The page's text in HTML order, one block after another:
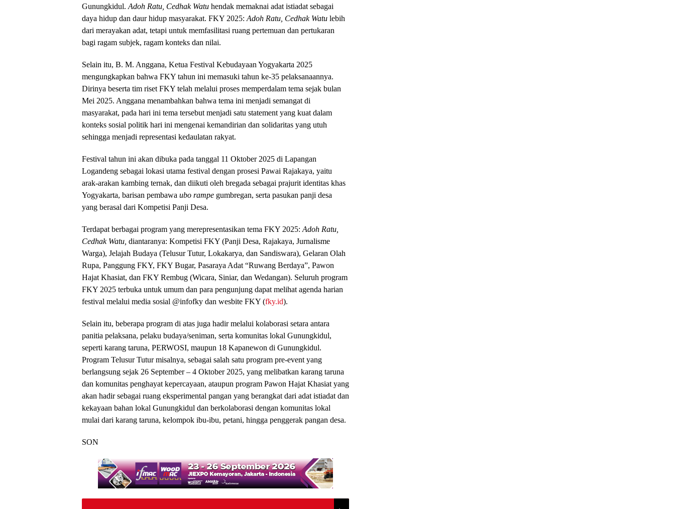
Gunungkidul. Adoh Ratu, Cedhak Watu hendak memaknai adat istiadat sebagai
daya hidup dan daur hidup masyarakat. FKY 2025: Adoh Ratu, Cedhak Watu lebih
dari merayakan adat, tetapi untuk memfasilitasi ruang pertemuan dan pertukaran
bagi ragam subjek, ragam konteks dan nilai.
Selain itu, B. M. Anggana, Ketua Festival Kebudayaan Yogyakarta 2025
mengungkapkan bahwa FKY tahun ini memasuki tahun ke-35 pelaksanaannya.
Dirinya beserta tim riset FKY telah melalui proses memperdalam tema sejak bulan
Mei 2025. Anggana menambahkan bahwa tema ini menjadi semangat di
masyarakat, pada hari ini tema tersebut menjadi satu statement yang kuat dalam
konteks sosial politik hari ini mengenai kemandirian dan solidaritas yang utuh
sehingga menjadi representasi kedaulatan rakyat.
Festival tahun ini akan dibuka pada tanggal 11 Oktober 2025 di Lapangan
Logandeng sebagai lokasi utama festival dengan prosesi Pawai Rajakaya, yaitu
arak-arakan kambing ternak, dan diikuti oleh bregada sebagai prajurit identitas khas
Yogyakarta, barisan pembawa ubo rampe gumbregan, serta pasukan panji desa
yang berasal dari Kompetisi Panji Desa.
Terdapat berbagai program yang merepresentasikan tema FKY 2025: Adoh Ratu,
Cedhak Watu, diantaranya: Kompetisi FKY (Panji Desa, Rajakaya, Jurnalisme
Warga), Jelajah Budaya (Telusur Tutur, Lokakarya, dan Sandiswara), Gelaran Olah
Rupa, Panggung FKY, FKY Bugar, Pasaraya Adat “Ruwang Berdaya”, Pawon
Hajat Khasiat, dan FKY Rembug (Wicara, Siniar, dan Wedangan). Seluruh program
FKY 2025 terbuka untuk umum dan para pengunjung dapat melihat agenda harian
festival melalui media sosial @infofky dan wesbite FKY (fky.id).
Selain itu, beberapa program di atas juga hadir melalui kolaborasi setara antara
panitia pelaksana, pelaku budaya/seniman, serta komunitas lokal Gunungkidul,
seperti karang taruna, PERWOSI, maupun 18 Kapanewon di Gunungkidul.
Program Telusur Tutur misalnya, sebagai salah satu program pre-event yang
berlangsung sejak 26 September – 4 Oktober 2025, yang melibatkan karang taruna
dan komunitas penghayat kepercayaan, ataupun program Pawon Hajat Khasiat yang
akan hadir sebagai ruang eksperimental pangan yang berangkat dari adat istiadat dan
kekayaan bahan lokal Gunungkidul dan berkolaborasi dengan komunitas lokal
mulai dari karang taruna, kelompok ibu-ibu, petani, hingga penggerak pangan desa.
SON